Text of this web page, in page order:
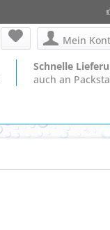
Mein
Schnelle
auch an